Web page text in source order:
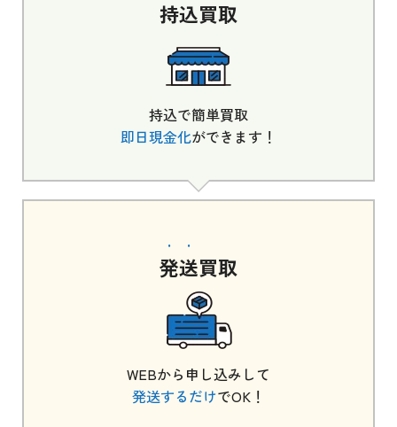
持込買取
持込で簡単買取
即日現金化ができます！
発送買取
WEBから申し込みして
発送するだけでOK！